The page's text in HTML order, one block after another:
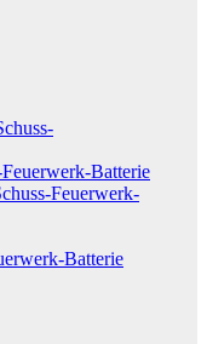
Batterie
Feuerwerk-
Batterie